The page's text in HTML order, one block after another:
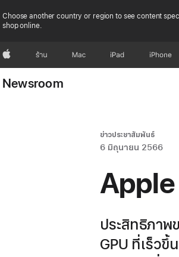
Choose another country or region to see content
shop online.
Appleร้าน Mac iPad iPhone
Newsroom
ข่าวประชาสัมพันธ์
6 มิถุนายน 2566
ประสิทธิภาพ
GPU ที่เร็ว